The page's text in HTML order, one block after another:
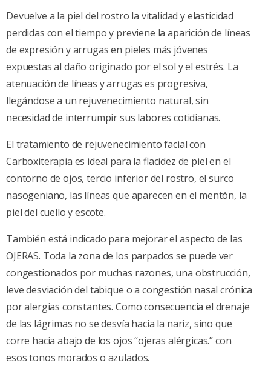
Devuelve a la piel del rostro la vitalidad y elasticidad
perdidas con el tiempo y previene la aparición de líneas
de expresión y arrugas en pieles más jóvenes
expuestas al daño originado por el sol y el estrés. La
atenuación de líneas y arrugas es progresiva,
llegándose a un rejuvenecimiento natural, sin
necesidad de interrumpir sus labores cotidianas.
El tratamiento de rejuvenecimiento facial con
Carboxiterapia es ideal para la flacidez de piel en el
contorno de ojos, tercio inferior del rostro, el surco
nasogeniano, las líneas que aparecen en el mentón, la
piel del cuello y escote.
También está indicado para mejorar el aspecto de las
OJERAS. Toda la zona de los parpados se puede ver
congestionados por muchas razones, una obstrucción,
leve desviación del tabique o a congestión nasal crónica
por alergias constantes. Como consecuencia el drenaje
de las lágrimas no se desvía hacia la nariz, sino que
corre hacia abajo de los ojos “ojeras alérgicas.” con
esos tonos morados o azulados.